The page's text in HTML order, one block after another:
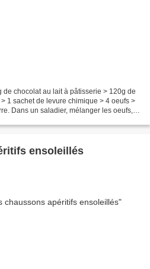
de chocolat au lait à pâtisserie > 120g de
1 sachet de levure chimique > 4 oeufs >
Dans un saladier, mélanger les oeufs, le
ensoleillés